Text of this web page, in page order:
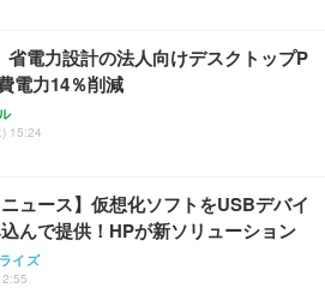
省電力設計の法人向けデスクトップP
力14％削減
15:24
ニュース】仮想化ソフトをUSBデバイ
んで提供！HPが新ソリューション
イズ